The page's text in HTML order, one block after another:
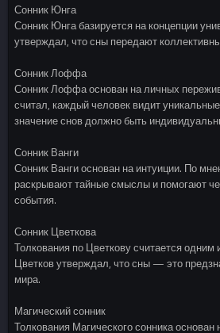
Сонник Юнга
Сонник Юнга базируется на концепции
утверждал, что сны передают
Сонник Лоффа
Сонник Лоффа основан на личных
считал, каждый человек видит
значение снов должно быть
Сонник Ванги
Сонник Ванги основан на интуиции. По
раскрывают тайные смыслы и помогают
события.
Сонник Цветкова
Толкования по Цветкову считается одним
Цветков утверждал, что сны — это
мира.
Магический сонник
Толкования Магического сонника